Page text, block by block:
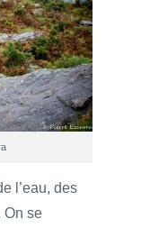
l’eau, des
On se